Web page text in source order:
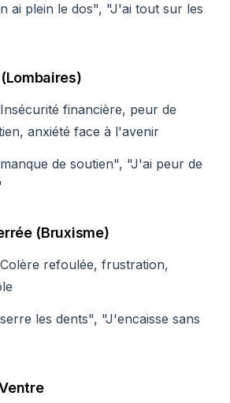
ai plein le dos", "J'ai tout sur les
Insécurité financière, peur de
anxiété face à l'avenir
de soutien", "J'ai peur de
(Bruxisme)
Colère refoulée, frustration,
les dents", "J'encaisse sans